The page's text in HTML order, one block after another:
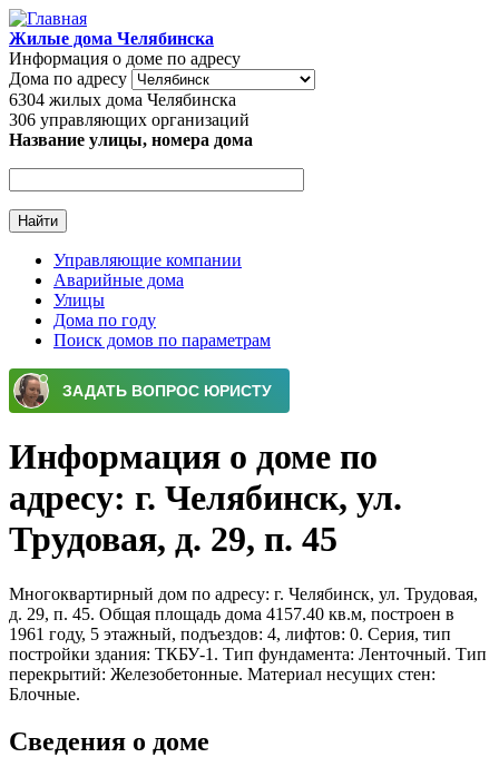
Перейти к основному содержанию
Жилые дома Челябинска
Информация о доме по адресу
Дома по адресу
6304 жилых дома Челябинска
306 управляющих организаций
Название улицы, номера дома
Главное меню
Управляющие компании
Аварийные дома
Улицы
Дома по году
Поиск домов по параметрам
Информация о доме по
адресу: г. Челябинск, ул.
Трудовая, д. 29, п. 45
Многоквартирный дом по адресу: г. Челябинск, ул. Трудовая,
д. 29, п. 45. Общая площадь дома 4157.40 кв.м, построен в
1961 году, 5 этажный, подъездов: 4, лифтов: 0. Серия, тип
постройки здания: ТКБУ-1. Тип фундамента: Ленточный. Тип
перекрытий: Железобетонные. Материал несущих стен:
Блочные.
Сведения о доме